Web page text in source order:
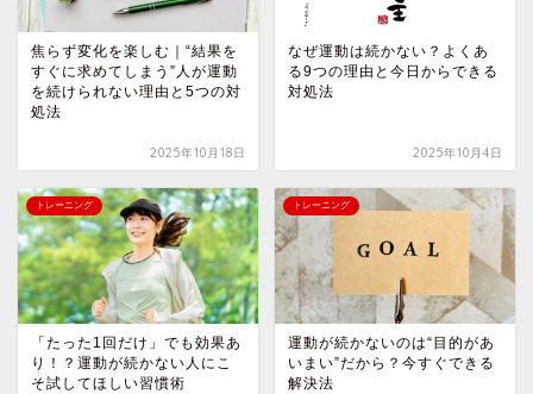
焦らず変化を楽しむ｜“結果を
すぐに求めてしまう”人が運動
を続けられない理由と5つの対
処法
2025年10月18日
なぜ運動は続かない？よくあ
る9つの理由と今日からできる
対処法
2025年10月4日
トレーニング
「たった1回だけ」でも効果あ
り！？運動が続かない人にこ
そ試してほしい習慣術
トレーニング
運動が続かないのは“目的があ
いまい”だから？今すぐできる
解決法